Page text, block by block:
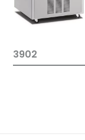
3902